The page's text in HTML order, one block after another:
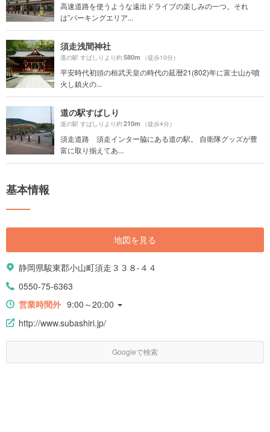
高速道路を使うような遠出ドライブの楽しみの一つ。それ
は”パーキングエリア...
須走浅間神社
道の駅 すばしりより約580m （徒歩10分）
平安時代初頭の桓武天皇の時代の延暦21(802)年に富士山が噴
火し鎮火の...
道の駅すばしり
道の駅 すばしりより約210m （徒歩4分）
須走道路 須走インター脇にある道の駅。 自衛隊グッズが豊
富に取り揃えてあ...
基本情報
地図を見る
静岡県駿東郡小山町須走３３８-４４
0550-75-6363
営業時間外 9:00～20:00
http://www.subashiri.jp/
Googleで検索